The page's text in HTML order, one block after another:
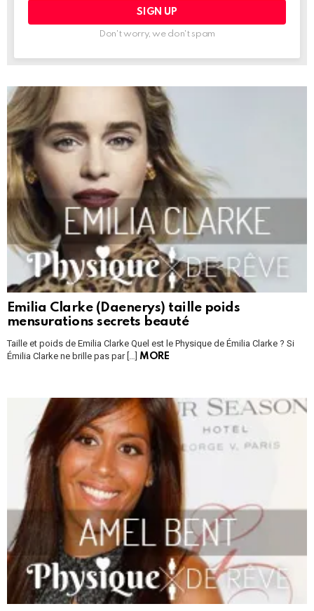
Don't worry, we don't spam
Emilia Clarke (Daenerys) taille poids
mensurations secrets beauté
Taille et poids de Emilia Clarke Quel est le Physique de Émilia Clarke ? Si
Émilia Clarke ne brille pas par […]
MORE